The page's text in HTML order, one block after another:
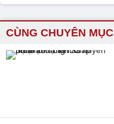
CÙNG CHUYÊN MỤC